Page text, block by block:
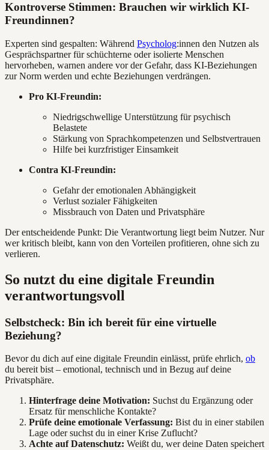
Kontroverse Stimmen: Brauchen wir wirklich KI-
Freundinnen?
Experten sind gespalten: Während Psycholog:innen den Nutzen als
Gesprächspartner für schüchterne oder isolierte Menschen
hervorheben, warnen andere vor der Gefahr, dass KI-Beziehungen
zur Norm werden und echte Beziehungen verdrängen.
Pro KI-Freundin:
Niedrigschwellige Unterstützung für psychisch
Belastete
Stärkung von Sprachkompetenzen und Selbstvertrauen
Hilfe bei kurzfristiger Einsamkeit
Contra KI-Freundin:
Gefahr der emotionalen Abhängigkeit
Verlust sozialer Fähigkeiten
Missbrauch von Daten und Privatsphäre
Der entscheidende Punkt: Die Verantwortung liegt beim Nutzer. Nur
wer kritisch bleibt, kann von den Vorteilen profitieren, ohne sich zu
verlieren.
So nutzt du eine digitale Freundin
verantwortungsvoll
Selbstcheck: Bin ich bereit für eine virtuelle
Beziehung?
Bevor du dich auf eine digitale Freundin einlässt, prüfe ehrlich, ob
du bereit bist – emotional, technisch und in Bezug auf deine
Privatsphäre.
Hinterfrage deine Motivation: Suchst du Ergänzung oder
Ersatz für menschliche Kontakte?
Prüfe deine emotionale Verfassung: Bist du in einer stabilen
Lage oder suchst du in einer Krise Zuflucht?
Achte auf Datenschutz: Weißt du, wer deine Daten speichert